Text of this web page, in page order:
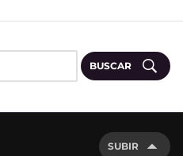
BUSCAR
SUBIR